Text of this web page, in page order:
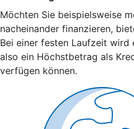
Möchten Sie beispielsweise
nacheinander finanzieren,
Bei einer festen Laufzeit
also ein Höchstbetrag als
verfügen können.